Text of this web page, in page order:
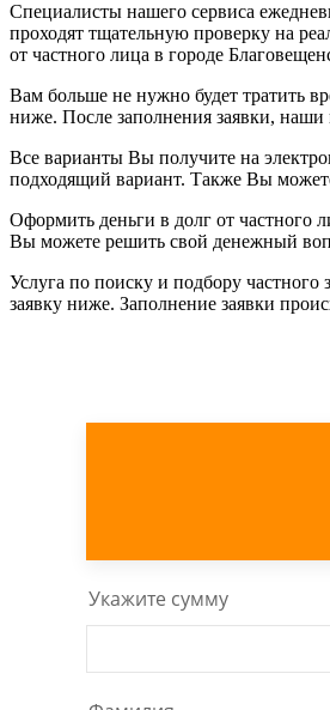
Специалисты нашего сервиса
проходят тщательную проверку на
от частного лица в городе
Вам больше не нужно будет тратить
ниже. После заполнения заявки,
Все варианты Вы получите на
подходящий вариант. Также Вы
Оформить деньги в долг от
Вы можете решить свой денежный
Услуга по поиску и подбору
заявку ниже. Заполнение заявки